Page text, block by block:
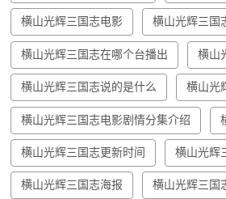
横山光辉三国志电影 横山光辉三国
横山光辉三国志在哪个台播出 横山
横山光辉三国志说的是什么 横山光
横山光辉三国志电影剧情分集介绍
横山光辉三国志更新时间 横山光辉
横山光辉三国志海报 横山光辉三国